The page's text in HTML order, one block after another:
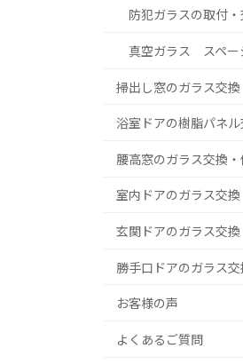
防犯ガラスの取付・
真空ガラス スペー
掃出し窓のガラス交換
浴室ドアの樹脂パネル
腰高窓のガラス交換・
室内ドアのガラス交換
玄関ドアのガラス交換
勝手口ドアのガラス
お客様の声
よくあるご質問